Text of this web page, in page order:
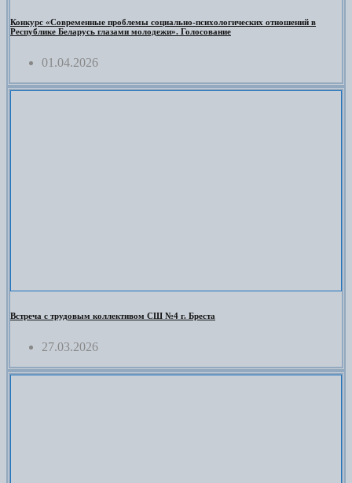
Конкурс «Современные проблемы социально-психологических отношений в
Республике Беларусь глазами молодежи». Голосование
01.04.2026
Встреча с трудовым коллективом СШ №4 г. Бреста
27.03.2026